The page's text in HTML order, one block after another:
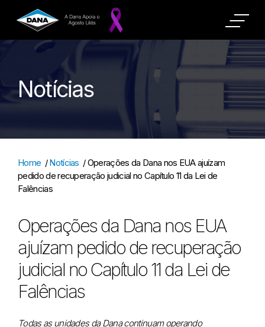
Notícias
Home /Notícias /Operações da Dana nos EUA ajuízam
pedido de recuperação judicial no Capítulo 11 da Lei de
Falências
Operações da Dana nos EUA
ajuízam pedido de recuperação
judicial no Capítulo 11 da Lei de
Falências
Todas as unidades da Dana continuam operando